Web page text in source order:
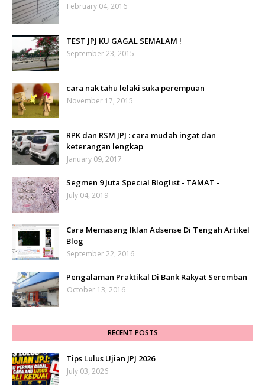
February 04, 2016
TEST JPJ KU GAGAL SEMALAM !
September 23, 2015
cara nak tahu lelaki suka perempuan
November 17, 2015
RPK dan RSM JPJ : cara mudah ingat dan
keterangan lengkap
January 09, 2017
Segmen 9 Juta Special Bloglist - TAMAT -
July 04, 2019
Cara Memasang Iklan Adsense Di Tengah Artikel
Blog
September 22, 2016
Pengalaman Praktikal Di Bank Rakyat Seremban
October 13, 2016
RECENT POSTS
Tips Lulus Ujian JPJ 2026
July 03, 2026